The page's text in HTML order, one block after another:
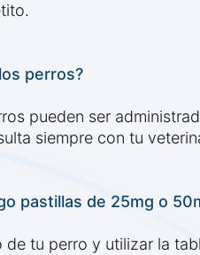
perros?
pueden ser
siempre con tu
pastillas de 25mg o
tu perro y utilizar la